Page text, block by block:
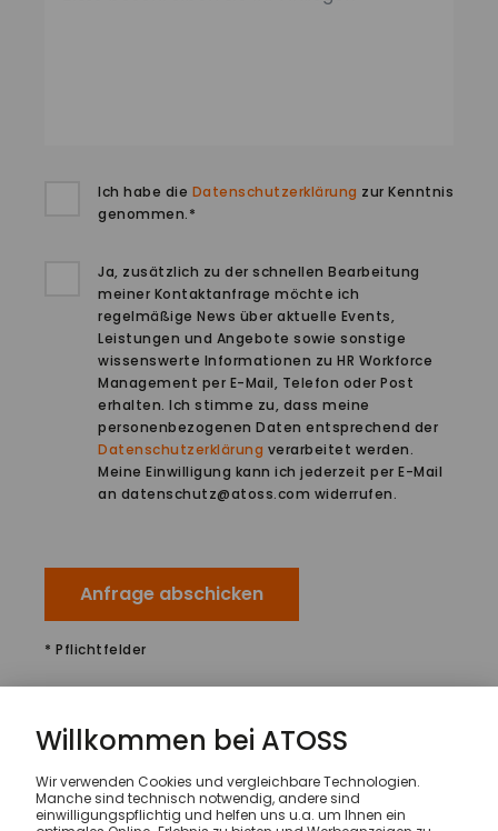
Ich habe die Datenschutzerklärung zur Kenntnis
genommen.*
Ja, zusätzlich zu der schnellen Bearbeitung
meiner Kontaktanfrage möchte ich
regelmäßige News über aktuelle Events,
Leistungen und Angebote sowie sonstige
wissenswerte Informationen zu HR Workforce
Management per E-Mail, Telefon oder Post
erhalten. Ich stimme zu, dass meine
personenbezogenen Daten entsprechend der
Datenschutzerklärung verarbeitet werden.
Meine Einwilligung kann ich jederzeit per E-Mail
an datenschutz@atoss.com widerrufen.
Anfrage abschicken
* Pflichtfelder
Wissen & Inspiration Webinare